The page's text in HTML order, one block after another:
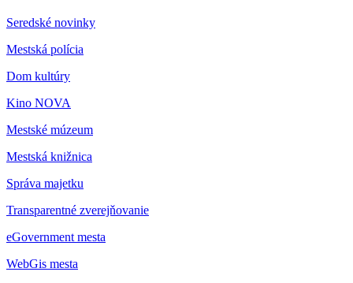
Seredské novinky
Mestská polícia
Dom kultúry
Kino NOVA
Mestské múzeum
Mestská knižnica
Správa majetku
Transparentné zverejňovanie
eGovernment mesta
WebGis mesta